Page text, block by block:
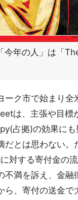
今年の人」は「
ーク市で始まり全
は、主張や目標
占拠)の効果に
だとは思わない。
対する寄付金の
不満を訴え、金融
ら、寄付の送金で